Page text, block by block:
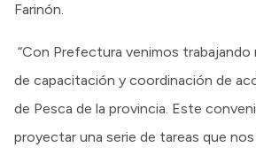
Farinón.
“Con Prefectura venimos trabajando
de capacitación y coordinación de
de Pesca de la provincia. Este
proyectar una serie de tareas que